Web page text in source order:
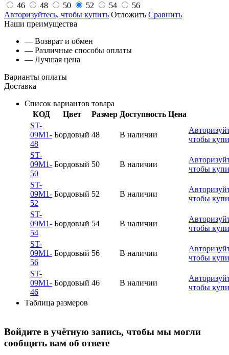
46 48 50 52 54
56
Авторизуйтесь, чтобы купить Отложить Сравнить
Наши преимущества
— Возврат и обмен
— Различные способы оплаты
— Лучшая цена
Варианты оплаты
Доставка
Список вариантов товара
КОД
Цвет Размер Доступность Цена
ST-
09M1-
48
Бордовый 48 В наличии
чтобы
ST-
09M1-
50
Бордовый 50 В наличии
чтобы
ST-
09M1-
52
Бордовый 52 В наличии
чтобы
ST-
09M1-
54
Бордовый 54 В наличии
чтобы
ST-
09M1-
56
Бордовый 56 В наличии
чтобы
ST-
09M1-
46
Бордовый 46 В наличии
чтобы
Таблица размеров
Войдите в учётную запись, чтобы мы могли
сообщить вам об ответе